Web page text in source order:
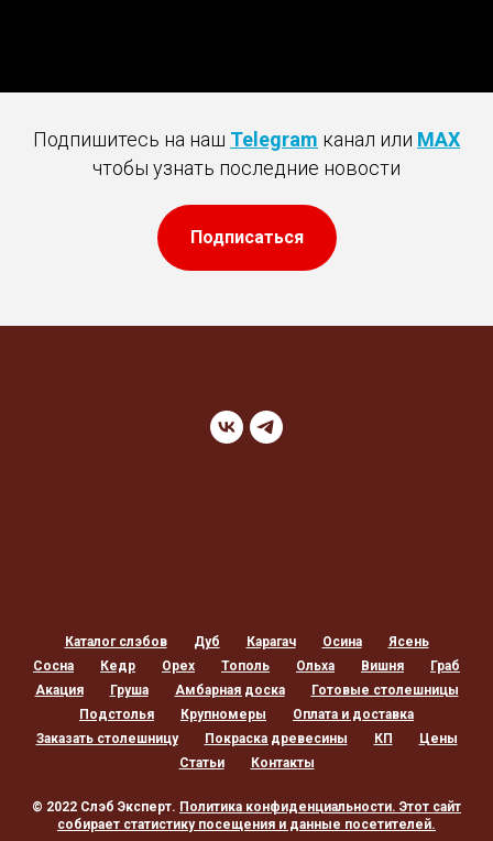
Подпишитесь на наш Telegram канал или MAX
чтобы узнать последние новости
Подписаться
Каталог слэбов Дуб Карагач Осина
Ясень
Сосна
Кедр Орех Тополь Ольха Вишня
Граб
Акация
Груша Амбарная доска
Готовые столешницы
Подстолья
Крупномеры
Оплата и доставка
Заказать столешницу
Покраска древесины КП
Цены
Статьи
Контакты
© 2022 Слэб Эксперт. Политика конфиденциальности. Этот сайт
собирает статистику посещения и данные посетителей.